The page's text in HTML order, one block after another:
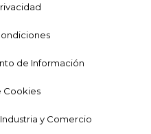
de Información
Cookies
y Comercio